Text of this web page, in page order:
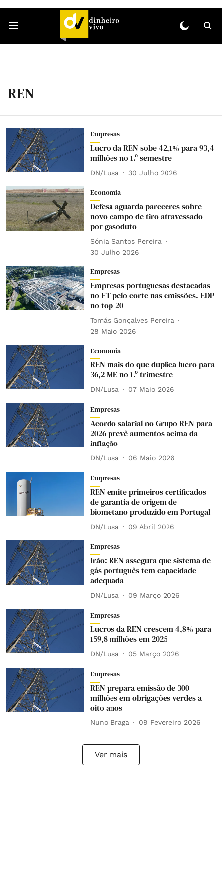
REN
Empresas
Lucro da REN sobe 42,1% para 93,4
milhões no 1.º semestre
DN/Lusa 30 Julho 2026
Economia
Defesa aguarda pareceres sobre
novo campo de tiro atravessado
por gasoduto
Sónia Santos Pereira
30 Julho 2026
Empresas
Empresas portuguesas destacadas
no FT pelo corte nas emissões. EDP
no top-20
Tomás Gonçalves Pereira
28 Maio 2026
Economia
REN mais do que duplica lucro para
36,2 ME no 1.º trimestre
DN/Lusa 07 Maio 2026
Empresas
Acordo salarial no Grupo REN para
2026 prevê aumentos acima da
inflação
DN/Lusa 06 Maio 2026
Empresas
REN emite primeiros certificados
de garantia de origem de
biometano produzido em Portugal
DN/Lusa 09 Abril 2026
Empresas
Irão: REN assegura que sistema de
gás português tem capacidade
adequada
DN/Lusa 09 Março 2026
Empresas
Lucros da REN crescem 4,8% para
159,8 milhões em 2025
DN/Lusa 05 Março 2026
Empresas
REN prepara emissão de 300
milhões em obrigações verdes a
oito anos
Nuno Braga 09 Fevereiro 2026
Ver mais